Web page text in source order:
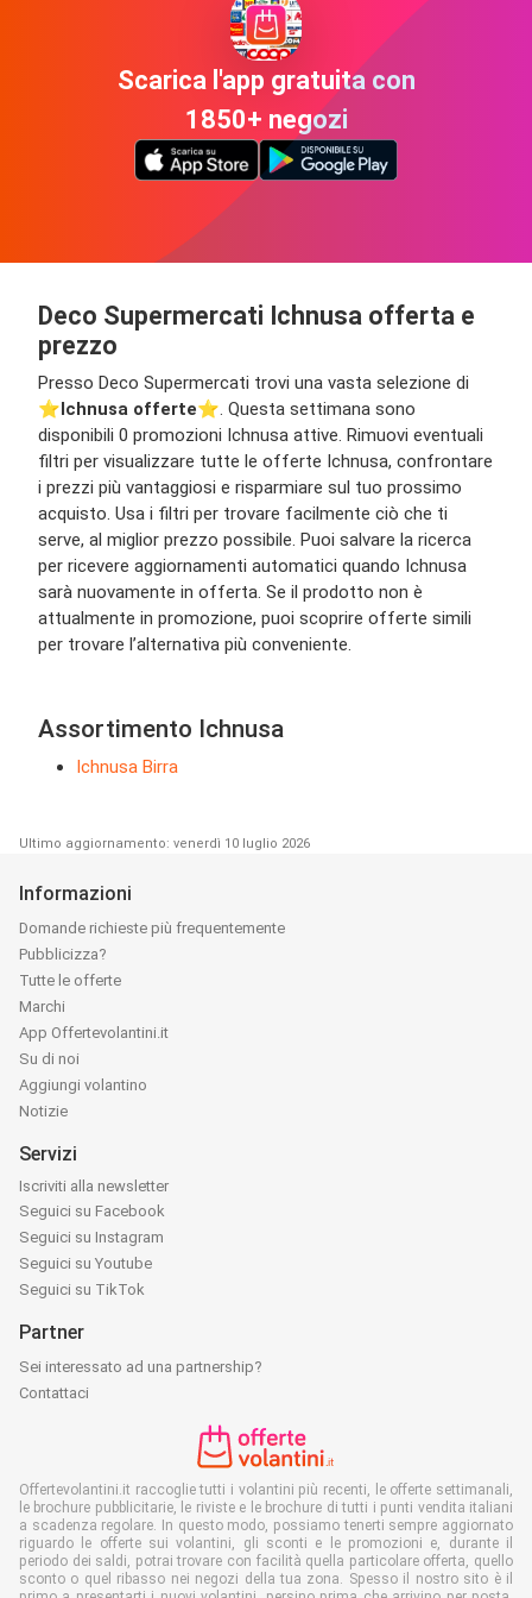
Scarica l'app gratuita con
1850+ negozi
Deco Supermercati Ichnusa offerta e
prezzo
Presso Deco Supermercati trovi una vasta selezione di
⭐️Ichnusa offerte⭐️. Questa settimana sono
disponibili 0 promozioni Ichnusa attive. Rimuovi eventuali
filtri per visualizzare tutte le offerte Ichnusa, confrontare
i prezzi più vantaggiosi e risparmiare sul tuo prossimo
acquisto. Usa i filtri per trovare facilmente ciò che ti
serve, al miglior prezzo possibile. Puoi salvare la ricerca
per ricevere aggiornamenti automatici quando Ichnusa
sarà nuovamente in offerta. Se il prodotto non è
attualmente in promozione, puoi scoprire offerte simili
per trovare l’alternativa più conveniente.
Assortimento Ichnusa
Ichnusa Birra
Ultimo aggiornamento: venerdì 10 luglio 2026
Informazioni
Domande richieste più frequentemente
Pubblicizza?
Tutte le offerte
Marchi
App Offertevolantini.it
Su di noi
Aggiungi volantino
Notizie
Servizi
Iscriviti alla newsletter
Seguici su Facebook
Seguici su Instagram
Seguici su Youtube
Seguici su TikTok
Partner
Sei interessato ad una partnership?
Contattaci
Offertevolantini.it raccoglie tutti i volantini più recenti, le offerte settimanali,
le brochure pubblicitarie, le riviste e le brochure di tutti i punti vendita italiani
a scadenza regolare. In questo modo, possiamo tenerti sempre aggiornato
riguardo le offerte sui volantini, gli sconti e le promozioni e, durante il
periodo dei saldi, potrai trovare con facilità quella particolare offerta, quello
sconto o quel ribasso nei negozi della tua zona. Spesso il nostro sito è il